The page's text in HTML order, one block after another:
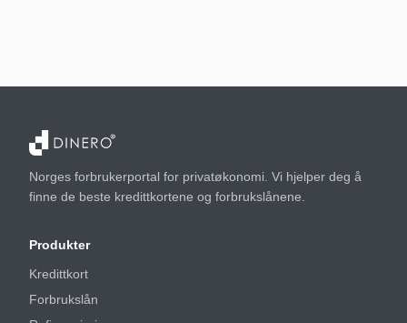
Norges forbrukerportal for privatøkonomi. Vi hjelper deg å
finne de beste kredittkortene og forbrukslånene.
Produkter
Kredittkort
Forbrukslån